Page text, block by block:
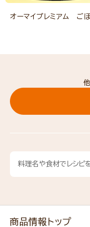
オーマイプレミアム ご
商品情報トップ